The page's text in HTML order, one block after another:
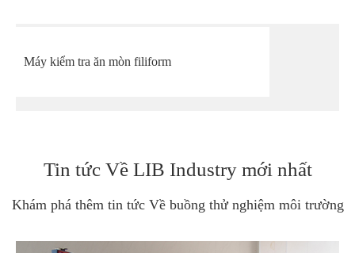
Máy kiểm tra ăn mòn filiform
Tin tức Về LIB Industry mới nhất
Khám phá thêm tin tức Về buồng thử nghiệm môi trường